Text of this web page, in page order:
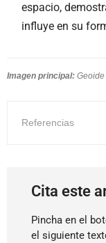
espacio,
influye en su
Imagen principal:
Referencias
Cita este
Pincha en el
el siguiente